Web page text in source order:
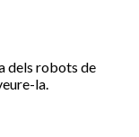
dels robots de
la.